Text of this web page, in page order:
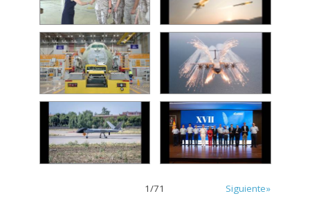
1/71
Siguiente»